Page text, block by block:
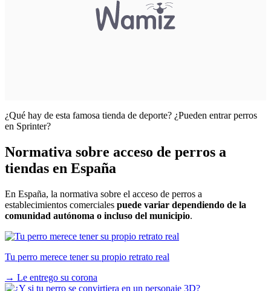
¿Qué hay de esta famosa tienda de deporte? ¿Pueden entrar perros
en Sprinter?
Normativa sobre acceso de perros a
tiendas en España
En España, la normativa sobre el acceso de perros a
establecimientos comerciales puede variar dependiendo de la
comunidad autónoma o incluso del municipio.
Tu perro merece tener su propio retrato real
→ Le entrego su corona